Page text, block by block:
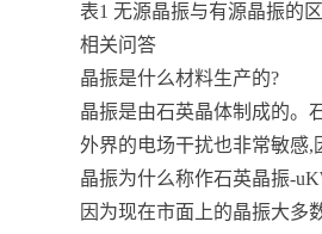
表1 无源晶振与有源晶振的
相关问答
晶振是什么材料生产的?
晶振是由石英晶体制成的。
外界的电场干扰也非常敏感,
晶振为什么称作石英晶振-
因为现在市面上的晶振大多